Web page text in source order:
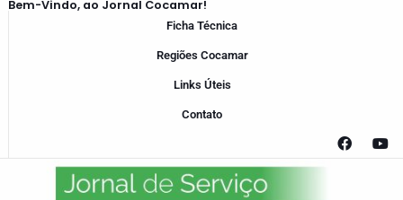
Bem-Vindo, ao Jornal Cocamar!
Ficha Técnica
Regiões Cocamar
Links Úteis
Contato